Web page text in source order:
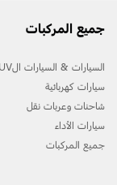
جميع المركبات
السيارات & السيارات الSUV
سيارات كهربائية
شاحنات وعربات نقل
سيارات الأداء
جميع المركبات